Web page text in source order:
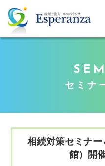
セミナ
相続対策セミナ
館）開